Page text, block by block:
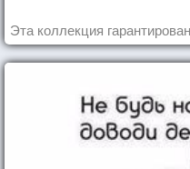
Эта коллекция